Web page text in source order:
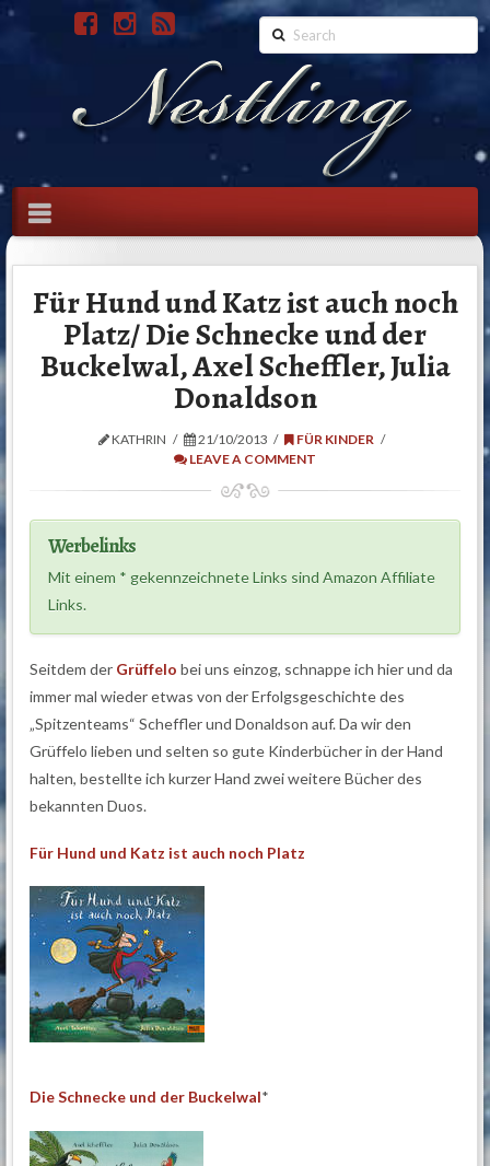
Search
Navigation
Für Hund und Katz ist auch noch
Platz/ Die Schnecke und der
Buckelwal, Axel Scheffler, Julia
Donaldson
KATHRIN 21/10/2013
FÜR KINDER
LEAVE A COMMENT
Werbelinks
Mit einem * gekennzeichnete Links sind Amazon Affiliate
Links.
Seitdem der Grüffelo bei uns einzog, schnappe ich hier und da
immer mal wieder etwas von der Erfolgsgeschichte des
„Spitzenteams“ Scheffler und Donaldson auf. Da wir den
Grüffelo lieben und selten so gute Kinderbücher in der Hand
halten, bestellte ich kurzer Hand zwei weitere Bücher des
bekannten Duos.
Für Hund und Katz ist auch noch Platz
Die Schnecke und der Buckelwal*